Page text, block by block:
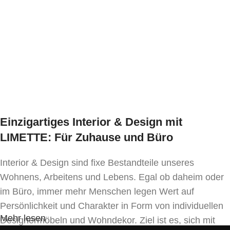
Einzigartiges Interior & Design mit
LIMETTE: Für Zuhause und Büro
Interior & Design sind fixe Bestandteile unseres
Wohnens, Arbeitens und Lebens. Egal ob daheim oder
im Büro, immer mehr Menschen legen Wert auf
Persönlichkeit und Charakter in Form von individuellen
Designermöbeln und Wohndekor. Ziel ist es, sich mit
Mehr lesen